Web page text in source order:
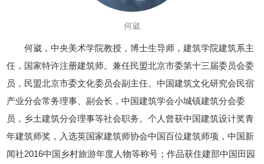
何崴
何崴，中央美术学院教授，博士生导师，建筑学院建筑系主
任，国家特许注册建筑师。兼任民盟北京市委第十三届委员会委
员，民盟北京市委文化委员会副主任。中国建筑文化研究会民宿
产业分会常务理事、副会长，中国建筑学会小城镇建筑分会委
员，乡土建筑分会理事等社会职务。个人曾获中国建筑设计奖青
年建筑师奖，入选英国家建筑师协会中国百位建筑师项，中国新
闻社2016中国乡村旅游年度人物等称号；作品获住建部中国田园